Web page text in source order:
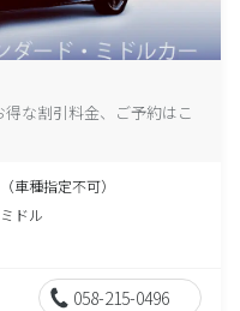
な割引料金、ご予約はこ
種指定不可）
ドル
058-215-0496